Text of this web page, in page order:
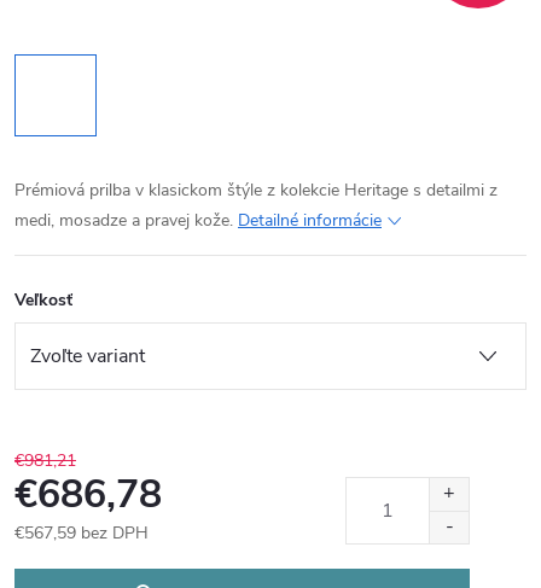
Prémiová prilba v klasickom štýle z kolekcie Heritage s detailmi z
medi, mosadze a pravej kože. Detailné informácie
Veľkosť
€981,21
€686,78
€567,59 bez DPH